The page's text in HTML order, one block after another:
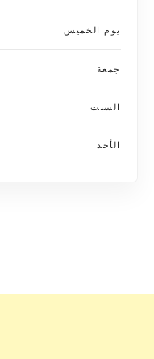
يوم الخميس
جمعة
السبت
الأحد